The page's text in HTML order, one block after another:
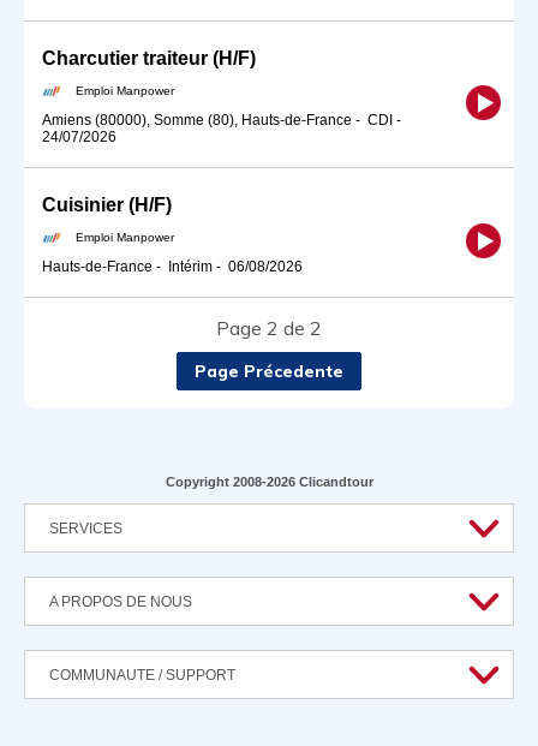
Charcutier traiteur (H/F)
Emploi Manpower
Amiens (80000), Somme (80), Hauts-de-France - CDI -
24/07/2026
Cuisinier (H/F)
Emploi Manpower
Hauts-de-France - Intérim - 06/08/2026
Page 2 de 2
Page Précedente
Copyright 2008-2026 Clicandtour
SERVICES
A PROPOS DE NOUS
COMMUNAUTE / SUPPORT